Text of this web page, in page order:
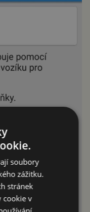
soubory
zážitku.
stránek
cookie v